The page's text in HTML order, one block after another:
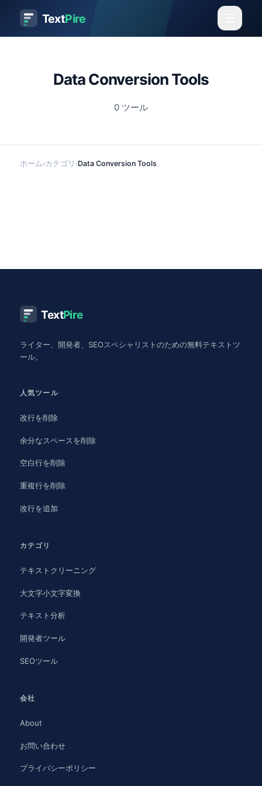
TextPire
Data Conversion Tools
0 ツール
ホーム›カテゴリ ›Data Conversion Tools
TextPire
ライター、開発者、SEOスペシャリストのための無料テキストツ
ール。
人気ツール
改行を削除
余分なスペースを削除
空白行を削除
重複行を削除
改行を追加
カテゴリ
テキストクリーニング
大文字小文字変換
テキスト分析
開発者ツール
SEOツール
会社
About
お問い合わせ
プライバシーポリシー